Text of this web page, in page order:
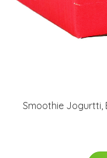
Smoothie Jogurtti,